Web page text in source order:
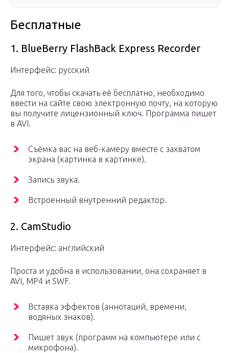
Бесплатные
1. BlueBerry FlashBack Express Recorder
Интерфейс: русский
Для того, чтобы скачать её бесплатно, необходимо
ввести на сайте свою электронную почту, на которую
вы получите лицензионный ключ. Программа пишет
в AVI.
Съёмка вас на веб-камеру вместе с захватом
экрана (картинка в картинке).
Запись звука.
Встроенный внутренний редактор.
2. CamStudio
Интерфейс: английский
Проста и удобна в использовании, она сохраняет в
AVI, MP4 и SWF.
Вставка эффектов (аннотаций, времени,
водяных знаков).
Пишет звук (программ на компьютере или с
микрофона).